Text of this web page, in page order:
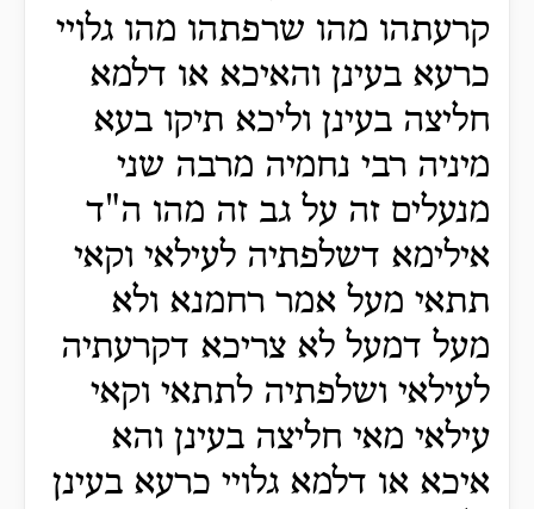
קרעתהו מהו שרפתהו מהו גלויי
כרעא בעינן והאיכא או דלמא
חליצה בעינן וליכא תיקו בעא
מיניה רבי נחמיה מרבה שני
מנעלים זה על גב זה מהו ה"ד
אילימא דשלפתיה לעילאי וקאי
תתאי מעל אמר רחמנא ולא
מעל דמעל לא צריכא דקרעתיה
לעילאי ושלפתיה לתתאי וקאי
עילאי מאי חליצה בעינן והא
איכא או דלמא גלויי כרעא בעינן